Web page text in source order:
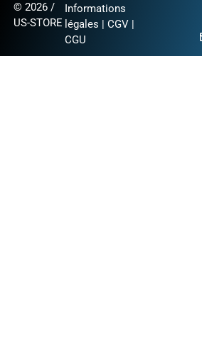
© 2026 /
US-STORE
Informations
légales |CGV |
CGU